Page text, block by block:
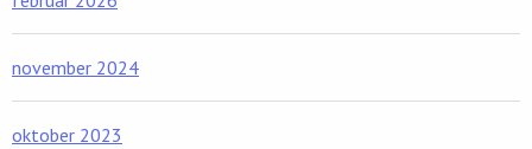
november 2024
oktober 2023